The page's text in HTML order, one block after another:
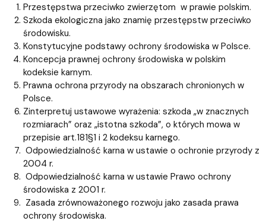
Przestępstwa przeciwko zwierzętom w prawie polskim.
Szkoda ekologiczna jako znamię przestępstw przeciwko
środowisku.
Konstytucyjne podstawy ochrony środowiska w Polsce.
Koncepcja prawnej ochrony środowiska w polskim
kodeksie karnym.
Prawna ochrona przyrody na obszarach chronionych w
Polsce.
Zinterpretuj ustawowe wyrażenia: szkoda „w znacznych
rozmiarach” oraz „istotna szkoda”, o których mowa w
przepisie art.181§1 i 2 kodeksu karnego.
Odpowiedzialność karna w ustawie o ochronie przyrody z
2004 r.
Odpowiedzialność karna w ustawie Prawo ochrony
środowiska z 2001 r.
Zasada zrównoważonego rozwoju jako zasada prawa
ochrony środowiska.